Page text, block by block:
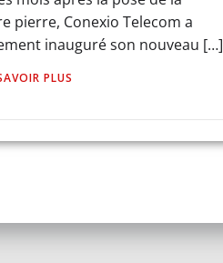
pierre, Conexio Telecom a
inauguré son nouveau […]
PLUS